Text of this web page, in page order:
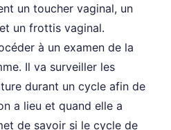
un toucher vaginal, un
un frottis vaginal.
à un examen de la
Il va surveiller les
durant un cycle afin de
a lieu et quand elle a
de savoir si le cycle de